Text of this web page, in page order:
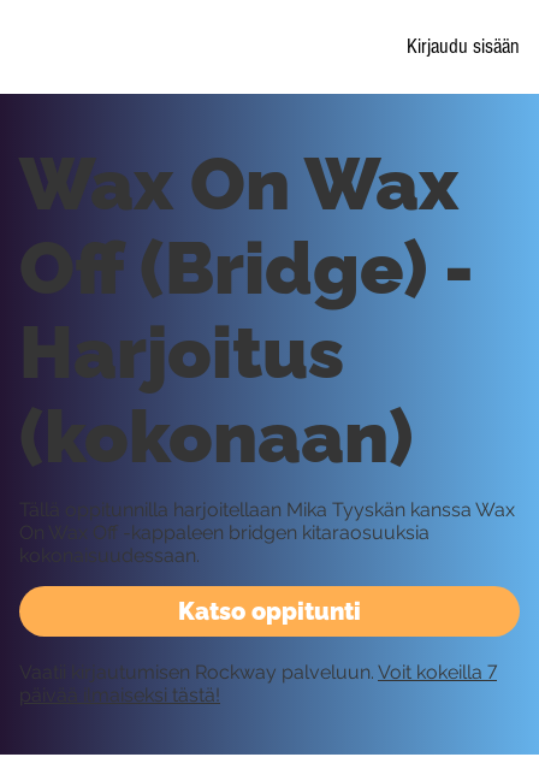
Kirjaudu sisään
Katso oppitunti
Wax On Wax
Off (Bridge) -
Harjoitus
(kokonaan)
Tällä oppitunnilla harjoitellaan Mika Tyyskän kanssa Wax
On Wax Off -kappaleen bridgen kitaraosuuksia
kokonaisuudessaan.
Vaatii kirjautumisen Rockway palveluun. Voit kokeilla 7
päivää ilmaiseksi tästä!